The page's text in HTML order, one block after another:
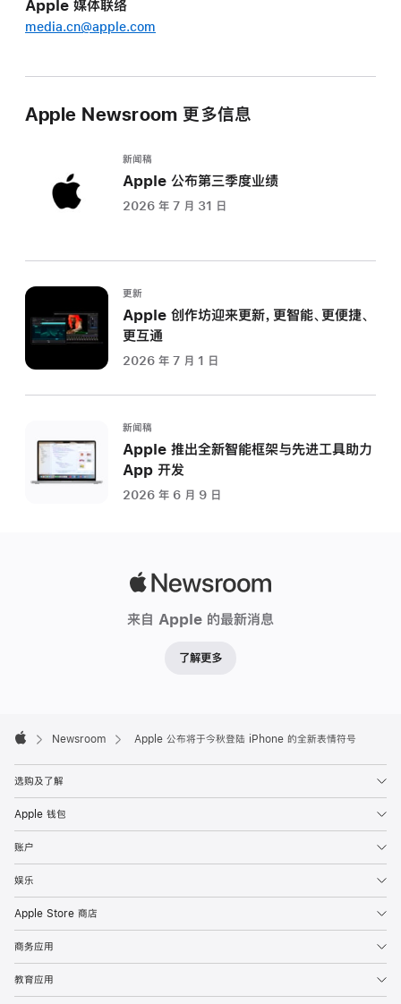
Apple 媒体联络
media.cn@apple.com
Apple Newsroom 更多信息
新闻稿
Apple 公布第三季度业绩
2026 年 7 月 31 日
更新
Apple 创作坊迎来更新，更智能、更便捷、
更互通
2026 年 7 月 1 日
新闻稿
Apple 推出全新智能框架与先进工具助力
App 开发
2026 年 6 月 9 日
来自 Apple 的最新消息
了解更多
Footer

Newsroom Apple 公布将于今秋登陆 iPhone 的全新表情符号
选购及了解
Apple 钱包
账户
娱乐
Apple Store 商店
商务应用
教育应用